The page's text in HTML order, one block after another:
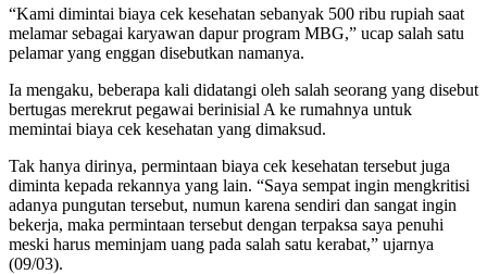
“Kami dimintai biaya cek kesehatan sebanyak 500 ribu rupiah saat
melamar sebagai karyawan dapur program MBG,” ucap salah satu
pelamar yang enggan disebutkan namanya.
Ia mengaku, beberapa kali didatangi oleh salah seorang yang disebut
bertugas merekrut pegawai berinisial A ke rumahnya untuk
memintai biaya cek kesehatan yang dimaksud.
Tak hanya dirinya, permintaan biaya cek kesehatan tersebut juga
diminta kepada rekannya yang lain. “Saya sempat ingin mengkritisi
adanya pungutan tersebut, numun karena sendiri dan sangat ingin
bekerja, maka permintaan tersebut dengan terpaksa saya penuhi
meski harus meminjam uang pada salah satu kerabat,” ujarnya
(09/03).